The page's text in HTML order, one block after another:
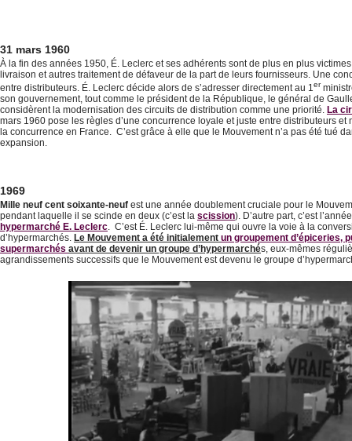
31 mars 1960
À la fin des années 1950, É. Leclerc et ses adhérents sont de plus en plus
livraison et autres traitement de défaveur de la part de leurs fournisseurs. Une
entre distributeurs. É. Leclerc décide alors de s’adresser directement au 1er
son gouvernement, tout comme le président de la République, le général de
considèrent la modernisation des circuits de distribution comme une priorité. La
mars 1960 pose les règles d’une concurrence loyale et juste entre distributeurs
la concurrence en France. C’est grâce à elle que le Mouvement n’a pas été tué
expansion.
1969
Mille neuf cent soixante-neuf est une année doublement cruciale pour le
pendant laquelle il se scinde en deux (c’est la scission). D’autre part, c’est
hypermarché E. Leclerc. C’est É. Leclerc lui-même qui ouvre la voie à la
d’hypermarchés. Le Mouvement a été initialement un groupement d’épiceries,
supermarchés avant de devenir un groupe d’hypermarchés, eux-mêmes
agrandissements successifs que le Mouvement est devenu le groupe